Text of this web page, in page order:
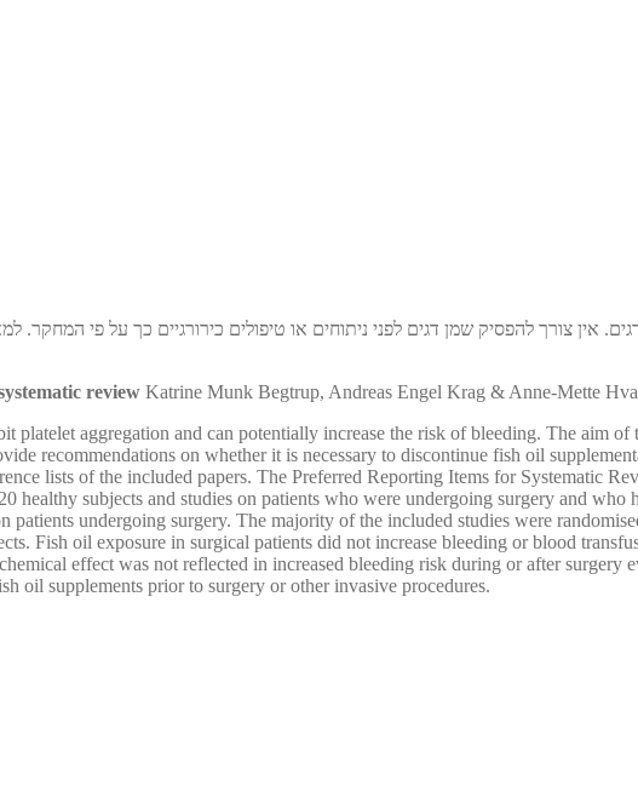
אין צורך להפסיק שמן דגים לפני ניתוחים או טיפולים כירורגיים כך על פי המחקר.
review Katrine Munk Begtrup, Andreas Engel Krag & Anne-Mette
aggregation and can potentially increase the risk of bleeding. The aim
recommendations on whether it is necessary to discontinue fish oil
lists of the included papers. The Preferred Reporting Items for Systematic
subjects and studies on patients who were undergoing surgery and
patients undergoing surgery. The majority of the included studies were
Fish oil exposure in surgical patients did not increase bleeding or blood
effect was not reflected in increased bleeding risk during or after surgery
oil supplements prior to surgery or other invasive procedures.